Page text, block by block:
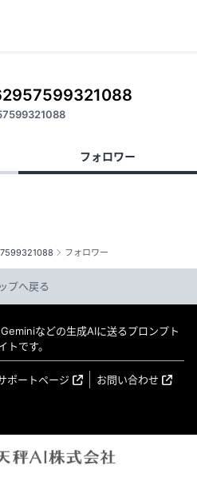
フォロワー
フォロワー
プへ戻る
などの生成AIに送るプロンプト
トです。
ポートページ
お問い合わせ